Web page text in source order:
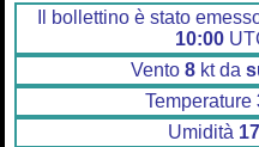
Il bollettino è stato
10:00
Vento 8kt da
Temperature
Umidità 17